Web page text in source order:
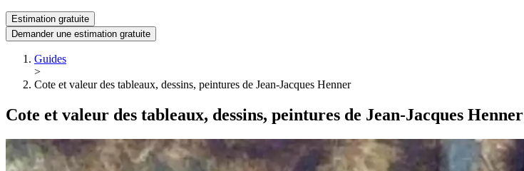
Estimation gratuite
Demander une estimation gratuite
Guides
>
Cote et valeur des tableaux, dessins, peintures de Jean-Jacques Henner
Cote et valeur des tableaux, dessins, peintures de Jean-Jacques Henner